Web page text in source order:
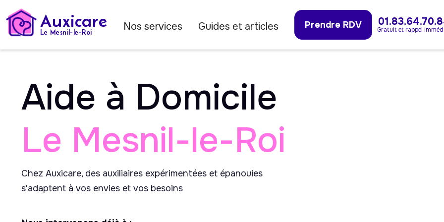
Auxicare
Le Mesnil-le-Roi Nos services Guides et articles Prendre RDV Gratuit et rappel
Aide à Domicile
Le Mesnil-le-Roi
Chez Auxicare, des auxiliaires expérimentées et épanouies
s'adaptent à vos envies et vos besoins